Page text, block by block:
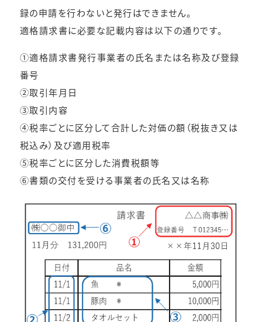
録の申請を行わないと発行はできません。
適格請求書に必要な記載内容は以下の通りです。
①適格請求書発行事業者の氏名または名称及び登録
番号
②取引年月日
③取引内容
④税率ごとに区分して合計した対価の額（税抜き又は
税込み）及び適用税率
⑤税率ごとに区分した消費税額等
⑥書類の交付を受ける事業者の氏名又は名称